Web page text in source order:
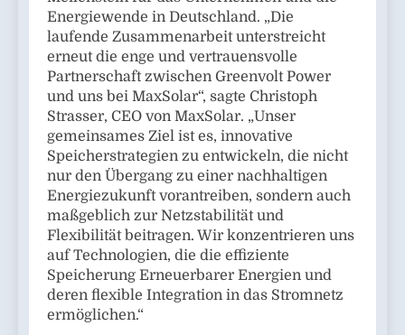
Energiewende in Deutschland. „Die
laufende Zusammenarbeit unterstreicht
erneut die enge und vertrauensvolle
Partnerschaft zwischen Greenvolt Power
und uns bei MaxSolar“, sagte Christoph
Strasser, CEO von MaxSolar. „Unser
gemeinsames Ziel ist es, innovative
Speicherstrategien zu entwickeln, die nicht
nur den Übergang zu einer nachhaltigen
Energiezukunft vorantreiben, sondern auch
maßgeblich zur Netzstabilität und
Flexibilität beitragen. Wir konzentrieren uns
auf Technologien, die die effiziente
Speicherung Erneuerbarer Energien und
deren flexible Integration in das Stromnetz
ermöglichen.“